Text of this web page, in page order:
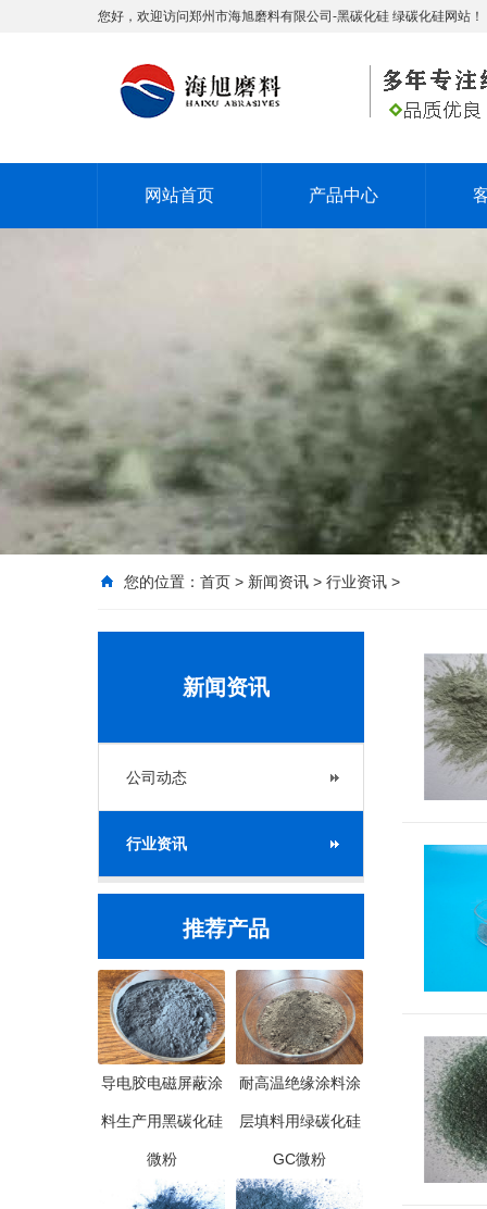
您好，欢迎访问郑州市海旭磨料有限公司-黑碳化硅 绿碳化硅网站！
网站首页 产品中心
您的位置： 首页 > 新闻资讯 > 行业资讯 >
新闻资讯
公司动态
行业资讯
推荐产品
导电胶电磁屏蔽涂
料生产用黑碳化硅
微粉
耐高温绝缘涂料涂
层填料用绿碳化硅
GC微粉